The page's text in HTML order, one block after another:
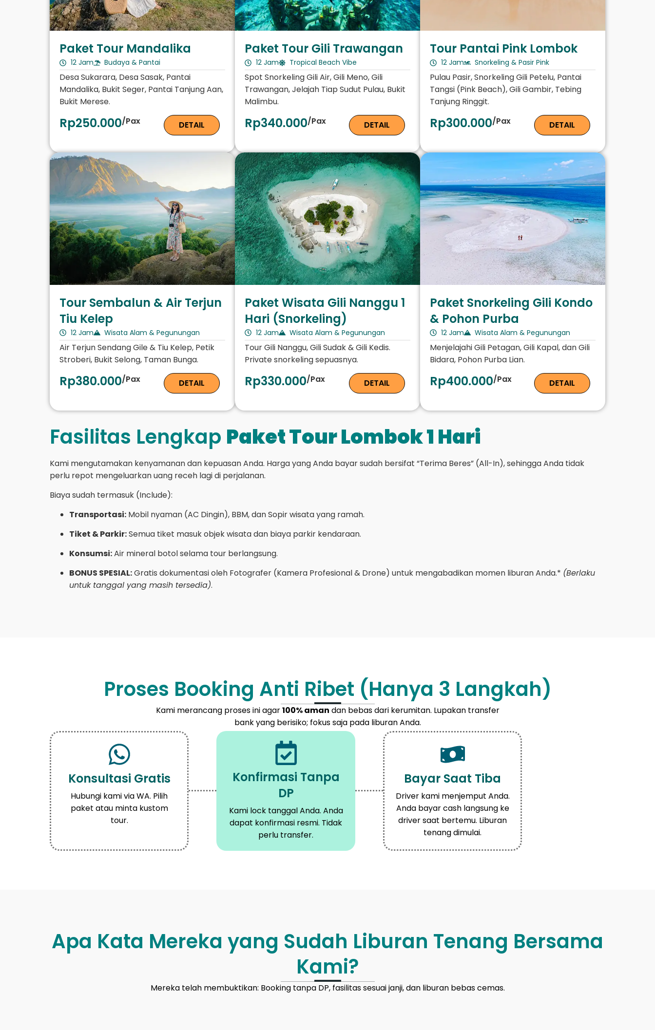
Paket Tour Mandalika
12 Jam Budaya & Pantai
Desa Sukarara, Desa Sasak, Pantai
Mandalika, Bukit Seger, Pantai Tanjung Aan,
Bukit Merese.
Rp250.000/Pax DETAIL
Paket Tour Gili Trawangan
12 Jam Tropical Beach Vibe
Spot Snorkeling Gili Air, Gili Meno, Gili
Trawangan, Jelajah Tiap Sudut Pulau, Bukit
Malimbu.
Rp340.000/Pax DETAIL
Tour Pantai Pink Lombok
12 Jam Snorkeling & Pasir Pink
Pulau Pasir, Snorkeling Gili Petelu, Pantai
Tangsi (Pink Beach), Gili Gambir, Tebing
Tanjung Ringgit.
Rp300.000/Pax DETAIL
Tour Sembalun & Air Terjun
Tiu Kelep
12 Jam Wisata Alam & Pegunungan
Air Terjun Sendang Gile & Tiu Kelep, Petik
Stroberi, Bukit Selong, Taman Bunga.
Rp380.000/Pax DETAIL
Paket Wisata Gili Nanggu 1
Hari (Snorkeling)
12 Jam Wisata Alam & Pegunungan
Tour Gili Nanggu, Gili Sudak & Gili Kedis.
Private snorkeling sepuasnya.
Rp330.000/Pax DETAIL
Paket Snorkeling Gili Kondo
& Pohon Purba
12 Jam Wisata Alam & Pegunungan
Menjelajahi Gili Petagan, Gili Kapal, dan Gili
Bidara, Pohon Purba Lian.
Rp400.000/Pax DETAIL
Fasilitas Lengkap Paket Tour Lombok 1 Hari
Kami mengutamakan kenyamanan dan kepuasan Anda. Harga yang Anda bayar sudah bersifat “Terima Beres” (All-In), sehingga Anda tidak
perlu repot mengeluarkan uang receh lagi di perjalanan.
Biaya sudah termasuk (Include):
Transportasi: Mobil nyaman (AC Dingin), BBM, dan Sopir wisata yang ramah.
Tiket & Parkir:Semua tiket masuk objek wisata dan biaya parkir kendaraan.
Konsumsi:Air mineral botol selama tour berlangsung.
BONUS SPESIAL:Gratis dokumentasi oleh Fotografer (Kamera Profesional & Drone) untuk mengabadikan momen liburan Anda.* (Berlaku
untuk tanggal yang masih tersedia).
Proses Booking Anti Ribet (Hanya 3 Langkah)
Kami merancang proses ini agar100% aman dan bebas dari kerumitan. Lupakan transfer
bank yang berisiko; fokus saja pada liburan Anda.
Konsultasi Gratis
Hubungi kami via WA. Pilih
paket atau minta kustom
tour.
Konfirmasi Tanpa
DP
Kami lock tanggal Anda. Anda
dapat konfirmasi resmi. Tidak
perlu transfer.
Bayar Saat Tiba
Driver kami menjemput Anda.
Anda bayar cash langsung ke
driver saat bertemu. Liburan
tenang dimulai.
Apa Kata Mereka yang Sudah Liburan Tenang Bersama
Kami?
Mereka telah membuktikan: Booking tanpa DP, fasilitas sesuai janji, dan liburan bebas cemas.